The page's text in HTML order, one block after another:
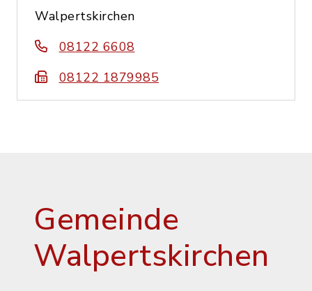
Walpertskirchen
08122 6608
08122 1879985
Gemeinde
Walpertskirchen